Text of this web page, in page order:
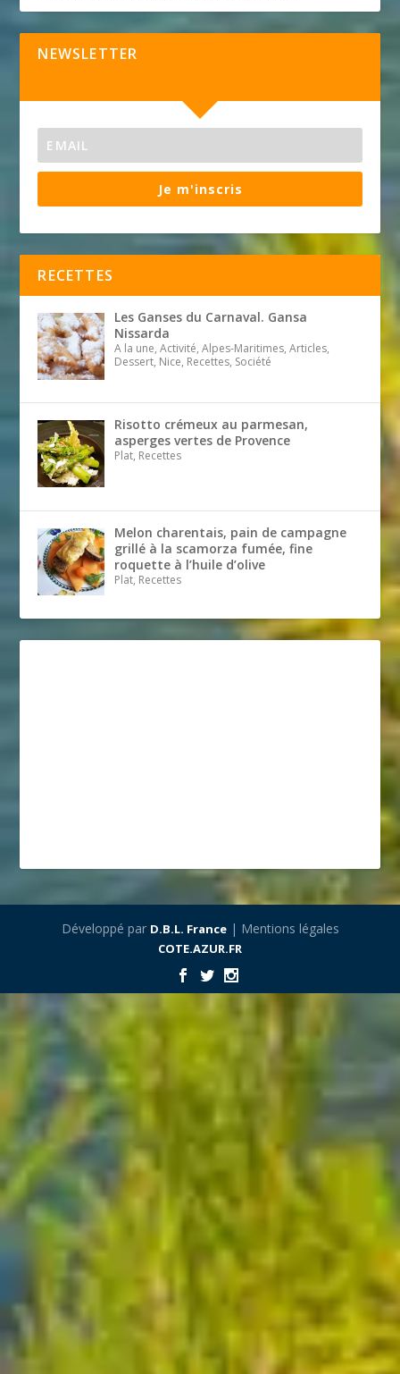
NEWSLETTER
Je m'inscris
RECETTES
Les Ganses du Carnaval. Gansa
Nissarda
A la une, Activité, Alpes-Maritimes, Articles,
Dessert, Nice, Recettes, Société
Risotto crémeux au parmesan,
asperges vertes de Provence
Plat, Recettes
Melon charentais, pain de campagne
grillé à la scamorza fumée, fine
roquette à l’huile d’olive
Plat, Recettes
Développé par D.B.L. France| Mentions légales
COTE.AZUR.FR